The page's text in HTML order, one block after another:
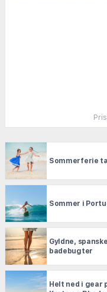
Sommerferie
Sommer i
Gyldne, spanske
badebugter
Helt ned i gear